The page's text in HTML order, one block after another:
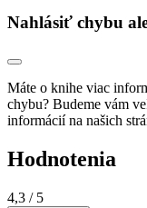
Nahlásiť chybu
Máte o knihe viac
chybu? Budeme vám
informácií na našich
Hodnotenia
4,3 / 5